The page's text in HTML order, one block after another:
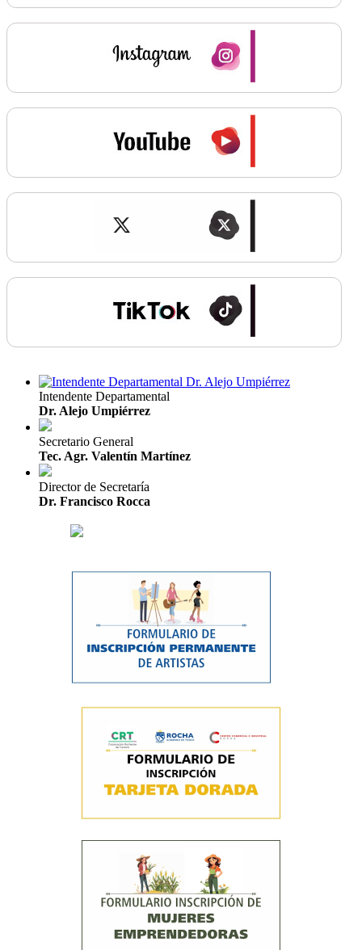
Intendente Departamental
Dr. Alejo Umpiérrez
Secretario General
Tec. Agr. Valentín Martínez
Director de Secretaría
Dr. Francisco Rocca